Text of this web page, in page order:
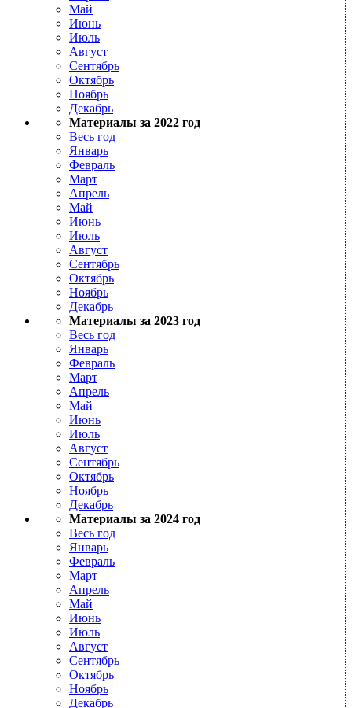
Май
Июнь
Июль
Август
Сентябрь
Октябрь
Ноябрь
Декабрь
Материалы за 2022 год
Весь год
Январь
Февраль
Март
Апрель
Май
Июнь
Июль
Август
Сентябрь
Октябрь
Ноябрь
Декабрь
Материалы за 2023 год
Весь год
Январь
Февраль
Март
Апрель
Май
Июнь
Июль
Август
Сентябрь
Октябрь
Ноябрь
Декабрь
Материалы за 2024 год
Весь год
Январь
Февраль
Март
Апрель
Май
Июнь
Июль
Август
Сентябрь
Октябрь
Ноябрь
Декабрь